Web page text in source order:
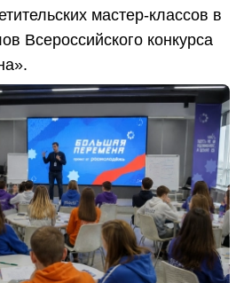
мастер-классов в
Всероссийского конкурса